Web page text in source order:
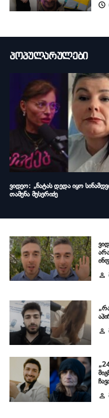
პოპულარულები
ვიდეო: „ნატას დედა იყო
თამუნა მუსერიძე